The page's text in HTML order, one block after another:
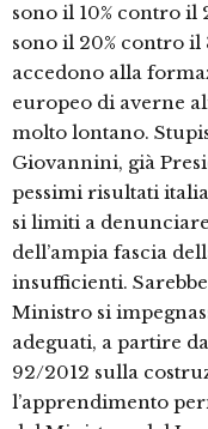
sono il 10% contro il
sono il 20% contro il
accedono alla
europeo di averne
molto lontano.
Giovannini, già
pessimi risultati
si limiti a
dell’ampia fascia
insufficienti.
Ministro si
adeguati, a partire
92/2012 sulla
l’apprendimento